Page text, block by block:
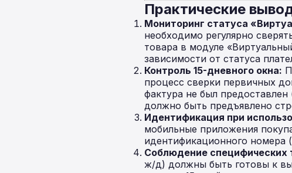
Практические
Мониторинг статуса
необходимо регулярно
товара в модуле
зависимости от статуса
Контроль 15-дневного окна:
процесс сверки первичных
фактура не был
должно быть предъявлено
Идентификация при
мобильные приложения
идентификационного номера
Соблюдение специфических
ж/д) должны быть готовы к